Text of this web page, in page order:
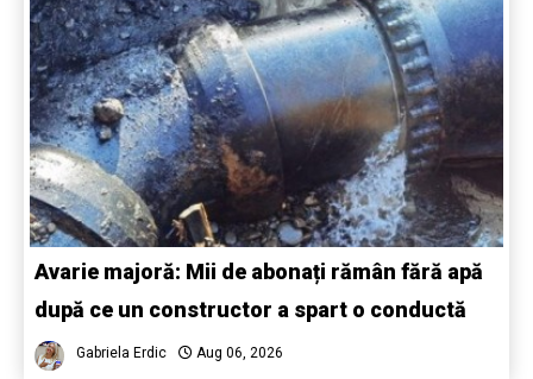
Avarie majoră: Mii de abonați rămân fără apă
după ce un constructor a spart o conductă
Gabriela Erdic Aug 06, 2026